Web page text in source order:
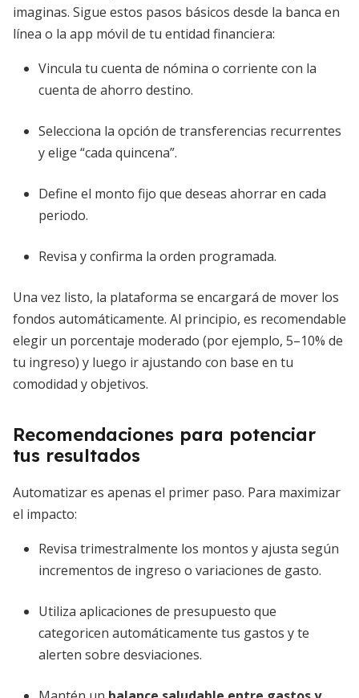
imaginas. Sigue estos pasos básicos desde la banca en
línea o la app móvil de tu entidad financiera:
Vincula tu cuenta de nómina o corriente con la
cuenta de ahorro destino.
Selecciona la opción de transferencias recurrentes
y elige “cada quincena”.
Define el monto fijo que deseas ahorrar en cada
periodo.
Revisa y confirma la orden programada.
Una vez listo, la plataforma se encargará de mover los
fondos automáticamente. Al principio, es recomendable
elegir un porcentaje moderado (por ejemplo, 5–10% de
tu ingreso) y luego ir ajustando con base en tu
comodidad y objetivos.
Recomendaciones para potenciar
tus resultados
Automatizar es apenas el primer paso. Para maximizar
el impacto:
Revisa trimestralmente los montos y ajusta según
incrementos de ingreso o variaciones de gasto.
Utiliza aplicaciones de presupuesto que
categoricen automáticamente tus gastos y te
alerten sobre desviaciones.